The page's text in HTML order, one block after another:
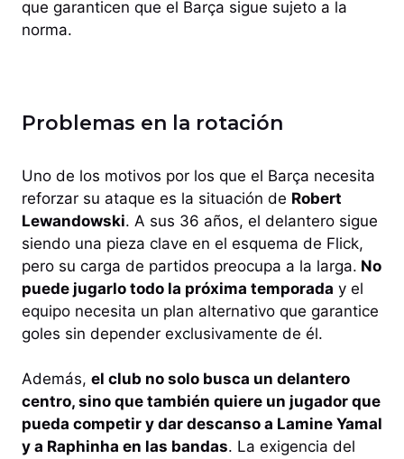
que garanticen que el Barça sigue sujeto a la
norma.
Problemas en la rotación
Uno de los motivos por los que el Barça necesita
reforzar su ataque es la situación de Robert
Lewandowski. A sus 36 años, el delantero sigue
siendo una pieza clave en el esquema de Flick,
pero su carga de partidos preocupa a la larga. No
puede jugarlo todo la próxima temporada y el
equipo necesita un plan alternativo que garantice
goles sin depender exclusivamente de él.
Además, el club no solo busca un delantero
centro, sino que también quiere un jugador que
pueda competir y dar descanso a Lamine Yamal
y a Raphinha en las bandas. La exigencia del